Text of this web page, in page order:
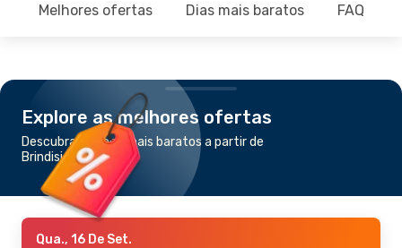
Melhores ofertas Dias mais baratos FAQ
Explore as melhores ofertas
Descubra os voos mais baratos a partir de
Brindisi para Turim
Qua., 16 De Set.